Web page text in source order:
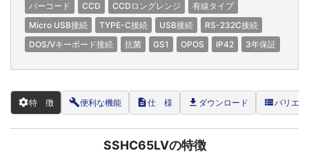
バーコード CCD CCDロングレンジ
有線タイプ
Micro USB接続
TYPE-C接続 USB接続
RS-232C接続
DOS/Vキーボード接続
抗菌 GS1 OPOS IP42 3年保証
settings特 徴 build便利な機能 description仕 様 file_download ダウンロード view_listバリエ
SSHC65LVの特徴